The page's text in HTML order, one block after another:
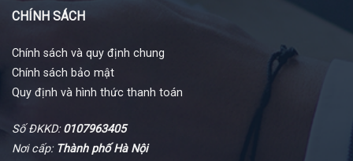
CHÍNH SÁCH
Chính sách và quy định chung
Chính sách bảo mật
Quy định và hình thức thanh toán
Số ĐKKD:0107963405
Nơi cấp: Thành phố Hà Nội